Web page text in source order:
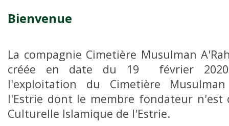
Bienvenue
La compagnie Cimetière Musulman
créée en date du 19 février
l'exploitation du Cimetière
l'Estrie dont le membre fondateur n'est
Culturelle Islamique de l'Estrie.